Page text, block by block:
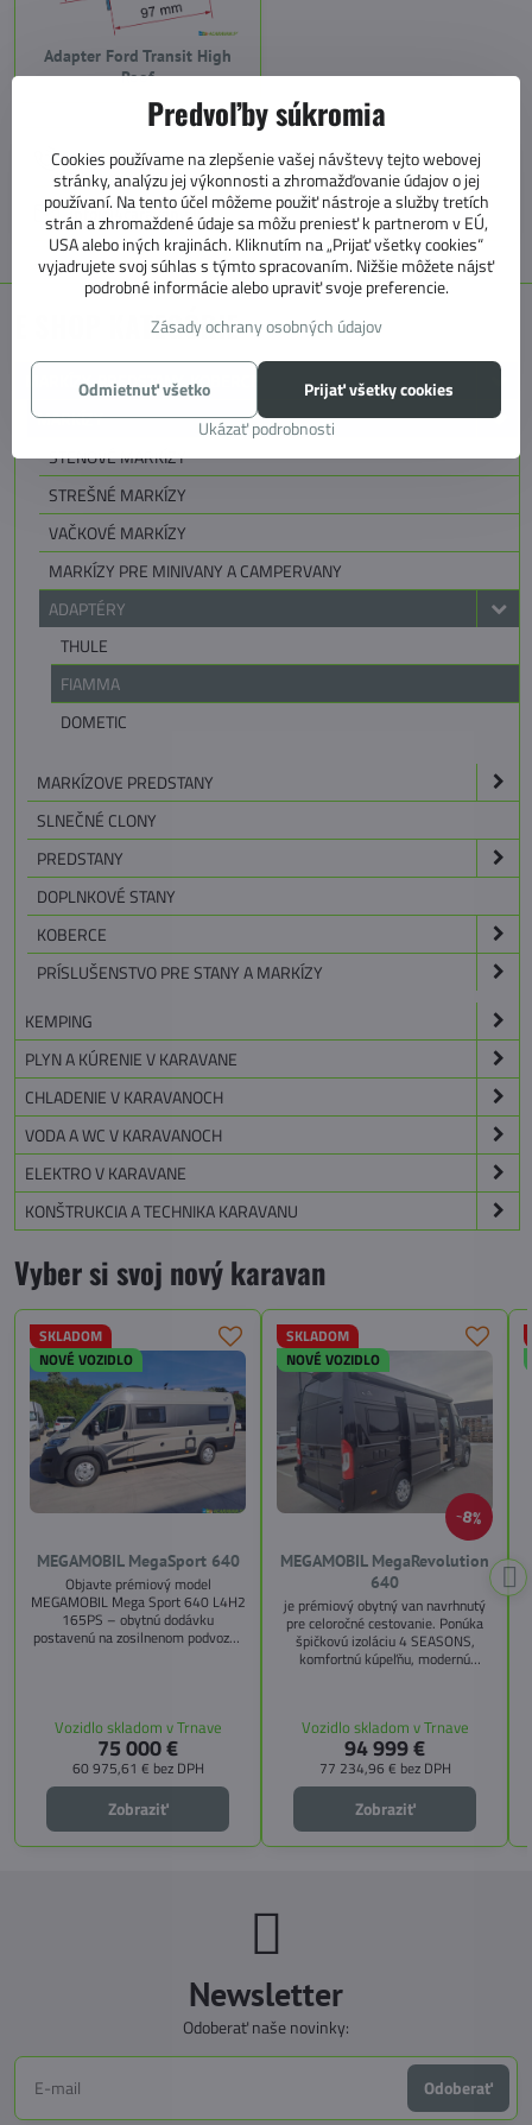
Adapter Ford Transit High
Roof
+421 905 531 966
info@4caravan.sk
E SHOP KATEGÓRIE
MARKÍZY, PREDSTANY, KOBERCE
MARKÍZY
STENOVÉ MARKÍZY
STREŠNÉ MARKÍZY
VAČKOVÉ MARKÍZY
MARKÍZY PRE MINIVANY A CAMPERVANY
ADAPTÉRY
THULE
FIAMMA
DOMETIC
MARKÍZOVE PREDSTANY
SLNEČNÉ CLONY
PREDSTANY
DOPLNKOVÉ STANY
KOBERCE
PRÍSLUŠENSTVO PRE STANY A MARKÍZY
KEMPING
PLYN A KÚRENIE V KARAVANE
CHLADENIE V KARAVANOCH
VODA A WC V KARAVANOCH
ELEKTRO V KARAVANE
KONŠTRUKCIA A TECHNIKA KARAVANU
Vyber si svoj nový karavan
SKLADOM
NOVÉ VOZIDLO
MEGAMOBIL MegaSport 640
Objavte prémiový model
MEGAMOBIL Mega Sport 640 L4H2
165PS – obytnú dodávku
postavenú na zosilnenom podvozku
pozdĺžnemu lôžku a možnosti
doplniť predné prídavné lôžko.
Vozidlo skladom v Trnave
75 000 €
60 975,61 € bez DPH
Zobraziť
8%
SKLADOM
NOVÉ VOZIDLO
MEGAMOBIL MegaRevolution
640
je prémiový obytný van navrhnutý
pre celoročné cestovanie. Ponúka
špičkovú izoláciu 4 SEASONS,
komfortnú kúpeľňu, modernú
CITY, TECHNO, SICHERHEIT a
MEGA WINTER získate maximálnu
bezpečnosť, pohodlie a
technologické inovácie. Ideálna
voľba pre tých, ktorí hľadajú luxus,
funkčnosť a slobodu na cestách.
Vozidlo skladom v Trnave
94 999 €
77 234,96 € bez DPH
Zobraziť
Newsletter
Odoberať naše novinky:
Odoberať
Predvoľby súkromia
Cookies používame na zlepšenie vašej návštevy tejto webovej
stránky, analýzu jej výkonnosti a zhromažďovanie údajov o jej
používaní. Na tento účel môžeme použiť nástroje a služby tretích
strán a zhromaždené údaje sa môžu preniesť k partnerom v EÚ,
USA alebo iných krajinách. Kliknutím na „Prijať všetky cookies“
vyjadrujete svoj súhlas s týmto spracovaním. Nižšie môžete nájsť
podrobné informácie alebo upraviť svoje preferencie.
Zásady ochrany osobných údajov
Ukázať podrobnosti
Prijať všetky cookies
Odmietnuť všetko